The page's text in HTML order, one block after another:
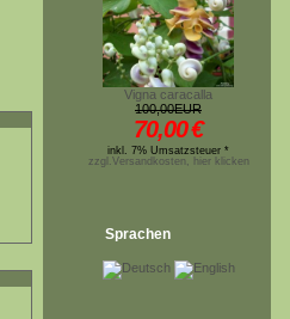
Vigna caracalla
100,00EUR
70,00€
inkl. 7% Umsatzsteuer *
zzgl.Versandkosten, hier klicken
Sprachen